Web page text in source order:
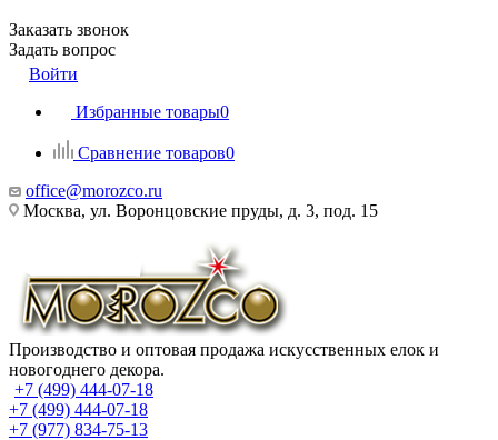
Заказать звонок
Задать вопрос
Войти
Избранные товары0
Сравнение товаров0
office@morozco.ru
Москва, ул. Воронцовские пруды, д. 3, под. 15
Производство и оптовая продажа искусственных елок и
новогоднего декора.
+7 (499) 444-07-18
+7 (499) 444-07-18
+7 (977) 834-75-13